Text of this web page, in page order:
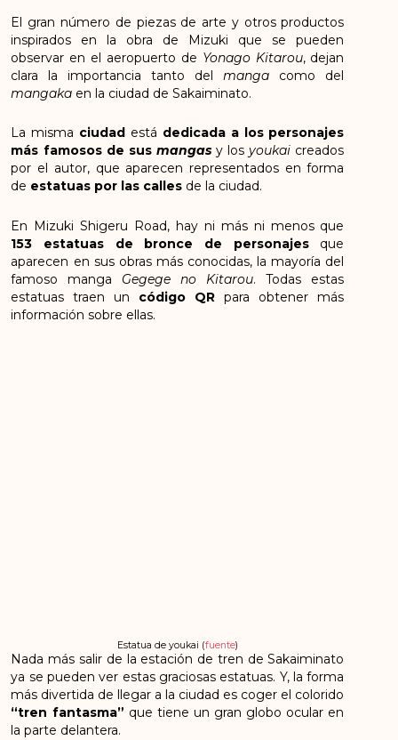
El gran número de piezas de arte y otros productos
inspirados en la obra de Mizuki que se pueden
observar en el aeropuerto de Yonago Kitarou, dejan
clara la importancia tanto delmanga como del
mangaka en la ciudad de Sakaiminato.
La misma ciudad está dedicada a los personajes
más famosos de sus mangasy losyoukai creados
por el autor, que aparecen representados en forma
de estatuas por las calles de la ciudad.
En Mizuki Shigeru Road, hay ni más ni menos que
153 estatuas de bronce de personajesque
aparecen en sus obras más conocidas, la mayoría del
famoso manga Gegege no Kitarou. Todas estas
estatuas traen un código QR para obtener más
información sobre ellas.
Estatua de youkai (fuente)
Nada más salir de la estación de tren de Sakaiminato
ya se pueden ver estas graciosas estatuas. Y, la forma
más divertida de llegar a la ciudad es coger el colorido
“tren fantasma” que tiene un gran globo ocular en
la parte delantera.